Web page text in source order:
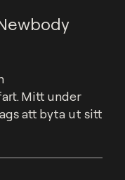
Mitt under
att byta ut sitt